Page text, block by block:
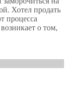
Хотел продать
процесса
о том,